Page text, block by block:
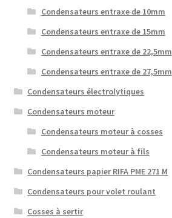
Condensateurs entraxe de 10mm
Condensateurs entraxe de 15mm
Condensateurs entraxe de 22,5mm
Condensateurs entraxe de 27,5mm
Condensateurs électrolytiques
Condensateurs moteur
Condensateurs moteur à cosses
Condensateurs moteur à fils
Condensateurs papier RIFA PME 271 M
Condensateurs pour volet roulant
Cosses à sertir